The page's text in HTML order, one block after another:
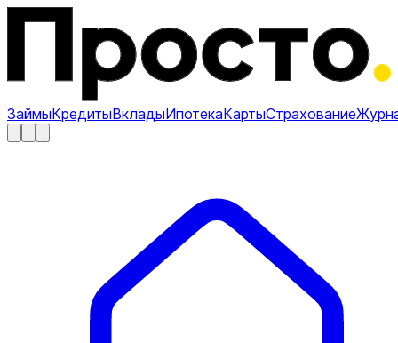
ЗаймыКредитыВкладыИпотекаКартыСтрахование